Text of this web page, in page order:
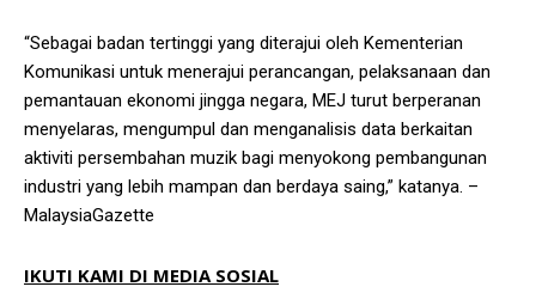
“Sebagai badan tertinggi yang diterajui oleh Kementerian
Komunikasi untuk menerajui perancangan, pelaksanaan dan
pemantauan ekonomi jingga negara, MEJ turut berperanan
menyelaras, mengumpul dan menganalisis data berkaitan
aktiviti persembahan muzik bagi menyokong pembangunan
industri yang lebih mampan dan berdaya saing,” katanya. –
MalaysiaGazette
IKUTI KAMI DI MEDIA SOSIAL